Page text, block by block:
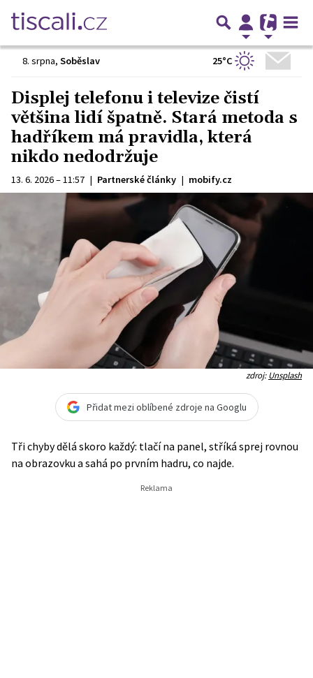
8. srpna, Soběslav 25°C
Displej telefonu i televize čistí
většina lidí špatně. Stará metoda s
hadříkem má pravidla, která
nikdo nedodržuje
13. 6. 2026 – 11:57 | Partnerské články | mobify.cz
zdroj:Unsplash
Přidat mezi oblíbené zdroje na Googlu
Tři chyby dělá skoro každý: tlačí na panel, stříká sprej rovnou
na obrazovku a sahá po prvním hadru, co najde.